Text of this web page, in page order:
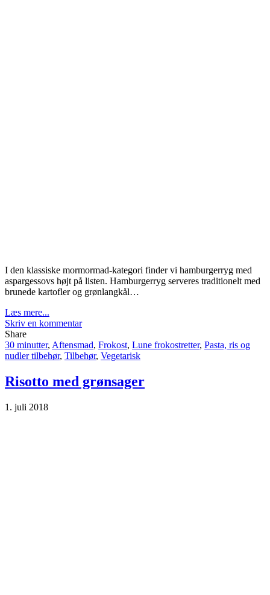
I den klassiske mormormad-kategori finder vi hamburgerryg med
aspargessovs højt på listen. Hamburgerryg serveres traditionelt med
brunede kartofler og grønlangkål…
Læs mere...
Skriv en kommentar
Share
30 minutter, Aftensmad, Frokost, Lune frokostretter, Pasta, ris og
nudler tilbehør, Tilbehør, Vegetarisk
Risotto med grønsager
1. juli 2018